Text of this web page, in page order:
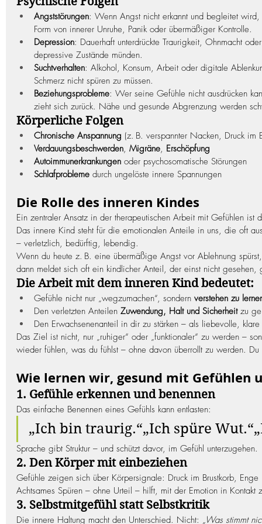
Angststörungen: Wenn Angst nicht erkannt und begleitet
Form von innerer Unruhe, Panik oder übermäßiger Kontrolle.
Depression: Dauerhaft unterdrückte Traurigkeit, Ohnmacht
depressive Zustände münden.
Suchtverhalten: Alkohol, Konsum, Arbeit oder digitale
Schmerz nicht spüren zu müssen.
Beziehungsprobleme: Wer seine Gefühle nicht ausdrücken
zieht sich zurück. Nähe und gesunde Abgrenzung werden
Körperliche Folgen
Chronische Anspannung (z. B. verspannter Nacken, Druck im
Verdauungsbeschwerden, Migräne, Erschöpfung
Autoimmunerkrankungen oder psychosomatische Störungen
Schlafprobleme durch ungelöste innere Spannungen
Die Rolle des inneren Kindes
Ein zentraler Ansatz in der therapeutischen Arbeit mit Gefühlen ist
Das innere Kind steht für die emotionalen Anteile in uns, die oft
– verletzlich, bedürftig, lebendig.
Wenn du heute z. B. eine übermäßige Angst vor Ablehnung
dann meldet sich oft ein kindlicher Anteil, der einst nicht gesehen,
Die Arbeit mit dem inneren Kind bedeutet:
Gefühle nicht nur „wegzumachen“, sondern verstehen zu
Den verletzten Anteilen Zuwendung, Halt und Sicherheit zu
Den Erwachsenenanteil in dir zu stärken – als liebevolle,
Das Ziel ist nicht, nur „ruhiger“ oder „funktionaler“ zu werden –
wieder fühlen, was du fühlst – ohne davon überrollt zu werden.
Wie lernen wir, gesund mit Gefühlen
1. Gefühle erkennen und benennen
Das einfache Benennen eines Gefühls kann entlasten:
„Ich bin traurig.“„Ich spüre
Sprache gibt Struktur – und schützt davor, im Gefühl unterzugehen.
2. Den Körper mit einbeziehen
Gefühle zeigen sich über Körpersignale: Druck im Brustkorb,
Achtsames Spüren – ohne Urteil – hilft, mit der Emotion in Kontakt
3. Selbstmitgefühl statt Selbstkritik
Die innere Haltung macht den Unterschied. Nicht: „Was stimmt